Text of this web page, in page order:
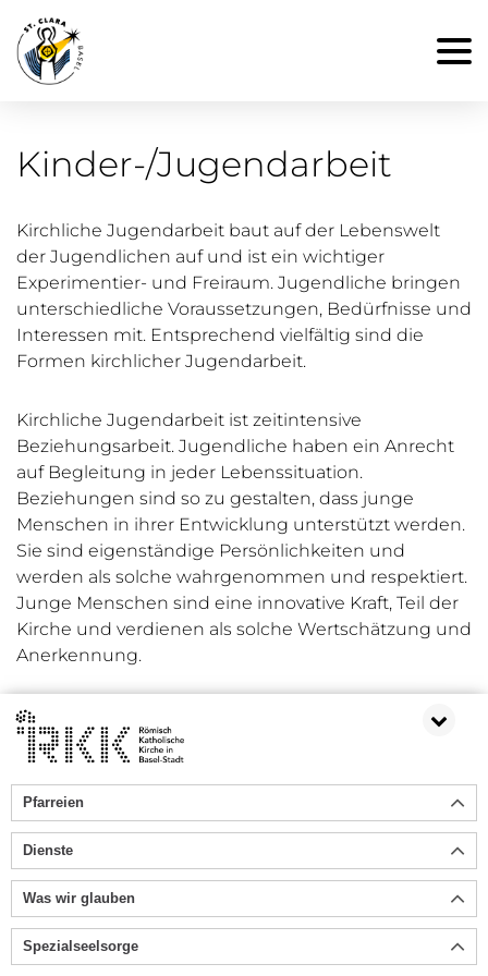
Kinder-/Jugendarbeit
Kirchliche Jugendarbeit baut auf der Lebenswelt
der Jugendlichen auf und ist ein wichtiger
Experimentier- und Freiraum. Jugendliche bringen
unterschiedliche Voraussetzungen, Bedürfnisse und
Interessen mit. Entsprechend vielfältig sind die
Formen kirchlicher Jugendarbeit.
Kirchliche Jugendarbeit ist zeitintensive
Beziehungsarbeit. Jugendliche haben ein Anrecht
auf Begleitung in jeder Lebenssituation.
Beziehungen sind so zu gestalten, dass junge
Menschen in ihrer Entwicklung unterstützt werden.
Sie sind eigenständige Persönlichkeiten und
werden als solche wahrgenommen und respektiert.
Junge Menschen sind eine innovative Kraft, Teil der
Kirche und verdienen als solche Wertschätzung und
Anerkennung.
Pfarreien
Dienste
Was wir glauben
Spezialseelsorge